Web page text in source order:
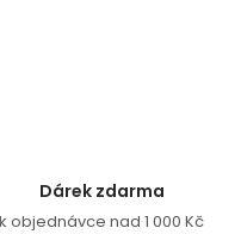
Dárek zdarma
k objednávce nad 1 000 Kč